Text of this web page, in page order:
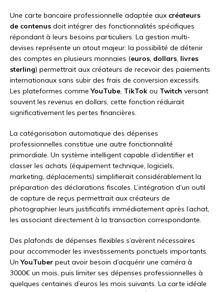
Une carte bancaire professionnelle adaptée aux créateurs
de contenus doit intégrer des fonctionnalités spécifiques
répondant à leurs besoins particuliers. La gestion multi-
devises représente un atout majeur: la possibilité de détenir
des comptes en plusieurs monnaies (euros, dollars, livres
sterling) permettrait aux créateurs de recevoir des paiements
internationaux sans subir des frais de conversion excessifs.
Les plateformes commeYouTube, TikTok ou Twitch versant
souvent les revenus en dollars, cette fonction réduirait
significativement les pertes financières.
La catégorisation automatique des dépenses
professionnelles constitue une autre fonctionnalité
primordiale. Un système intelligent capable d’identifier et
classer les achats (équipement technique, logiciels,
marketing, déplacements) simplifierait considérablement la
préparation des déclarations fiscales. L’intégration d’un outil
de capture de reçus permettrait aux créateurs de
photographier leurs justificatifs immédiatement après l’achat,
les associant directement à la transaction correspondante.
Des plafonds de dépenses flexibles s’avèrent nécessaires
pour accommoder les investissements ponctuels importants.
UnYouTuber peut avoir besoin d’acquérir une caméra à
3000€ un mois, puis limiter ses dépenses professionnelles à
quelques centaines d’euros les mois suivants. La carte idéale